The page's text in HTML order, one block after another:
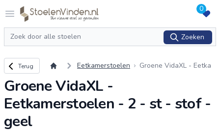
Open menu
Logo stoelenvinden.nl 0
Zoeken
Zoeken
Terug naar overzicht
Terug Eetkamerstoelen
Groene VidaXL - Eetka
Groene VidaXL -
Eetkamerstoelen - 2 - st - stof -
geel